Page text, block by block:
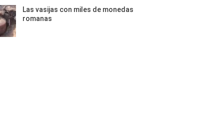
Las vasijas con miles de monedas
romanas